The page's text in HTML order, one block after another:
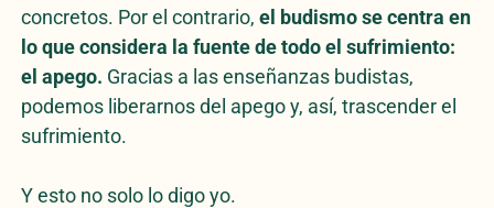
concretos. Por el contrario, el budismo se centra en
lo que considera la fuente de todo el sufrimiento:
el apego. Gracias a las enseñanzas budistas,
podemos liberarnos del apego y, así, trascender el
sufrimiento.
Y esto no solo lo digo yo.